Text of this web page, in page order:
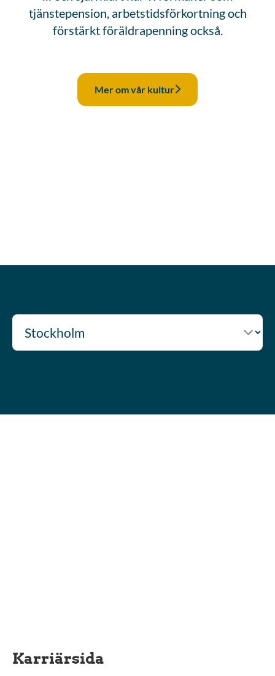
tjänstepension, arbetstidsförkortning och
förstärkt föräldrapenning också.
Mer om vår kultur
Karriärsida